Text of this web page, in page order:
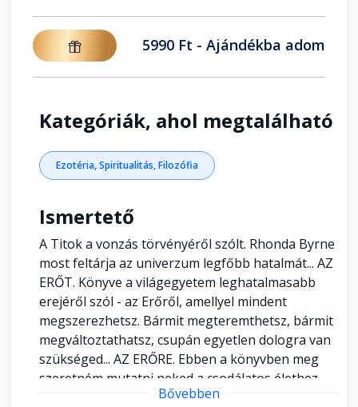
5990 Ft - Ajándékba adom
Kategóriák, ahol megtalálható
Ezotéria, Spiritualitás, Filozófia
Ismertető
A Titok a vonzás törvényéről szólt. Rhonda Byrne
most feltárja az univerzum legfőbb hatalmát... AZ
ERŐT. Könyve a világegyetem leghatalmasabb
erejéről szól - az Erőről, amellyel mindent
megszerezhetsz. Bármit megteremthetsz, bármit
megváltoztathatsz, csupán egyetlen dologra van
szükséged... AZ ERŐRE. Ebben a könyvben meg
szeretném mutatni neked a csodálatos élethez
vezető utat. Rengeteg mindent meg kell értened
Bővebben